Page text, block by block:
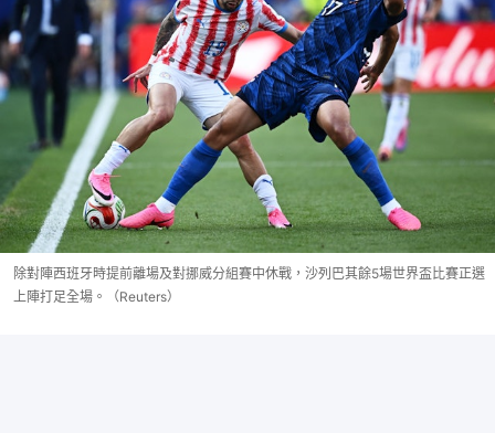
除對陣西班牙時提前離場及對挪威分組賽中休戰，沙列巴其餘5場世界盃比賽正選
上陣打足全場。（Reuters）